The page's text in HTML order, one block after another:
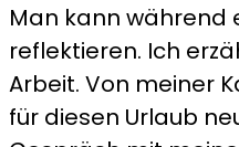
Man kann während
reflektieren. Ich
Arbeit. Von meiner
für diesen Urlaub